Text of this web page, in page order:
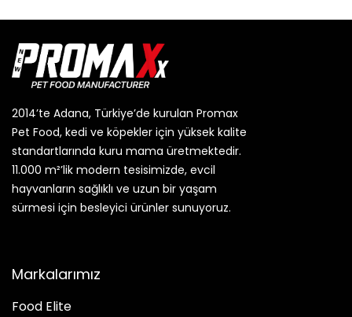
2014’te Adana, Türkiye’de kurulan Promax
Pet Food, kedi ve köpekler için yüksek kalite
standartlarında kuru mama üretmektedir.
11.000 m²’lik modern tesisimizde, evcil
hayvanların sağlıklı ve uzun bir yaşam
sürmesi için besleyici ürünler sunuyoruz.
Markalarımız
Food Elite